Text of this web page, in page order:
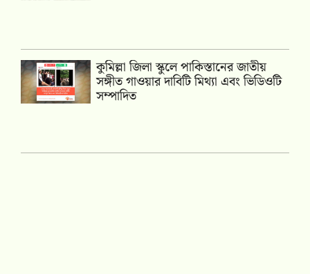
কুমিল্লা জিলা স্কুলে পাকিস্তানের জাতীয়
সঙ্গীত গাওয়ার দাবিটি মিথ্যা এবং ভিডিওটি
সম্পাদিত